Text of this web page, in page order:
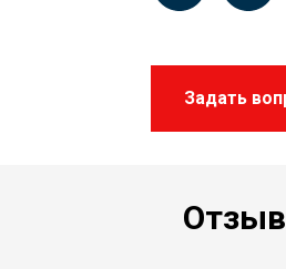
Задать